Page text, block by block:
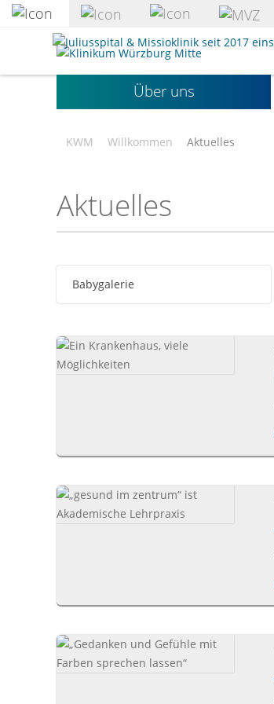
zum
Klinikum
Würzburg
Mitte
gGmbHÜber uns
KWM Willkommen Aktuelles
Aktuelles
Babygalerie